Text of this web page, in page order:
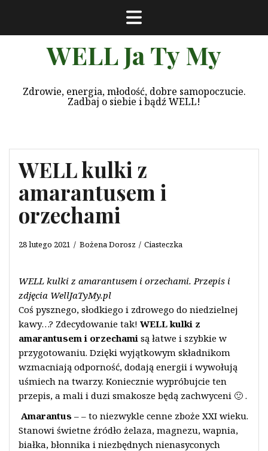
treści
WELL Ja Ty My
Zdrowie, energia, młodość, dobre samopoczucie.
Zadbaj o siebie i bądź WELL!
WELL kulki z
amarantusem i
orzechami
28 lutego 2021 Bożena Dorosz Ciasteczka
WELL kulki z amarantusem i orzechami. Przepis i
zdjęcia WellJaTyMy.pl
Coś pysznego, słodkiego i zdrowego do niedzielnej
kawy…? Zdecydowanie tak! WELL kulki z
amarantusem i orzechami są łatwe i szybkie w
przygotowaniu. Dzięki wyjątkowym składnikom
wzmacniają odporność, dodają energii i wywołują
uśmiech na twarzy. Koniecznie wypróbujcie ten
przepis, a mali i duzi smakosze będą zachwyceni 🙂 .
Amarantus – – to niezwykle cenne zboże XXI wieku.
Stanowi świetne źródło żelaza, magnezu, wapnia,
białka, błonnika i niezbędnych nienasyconych